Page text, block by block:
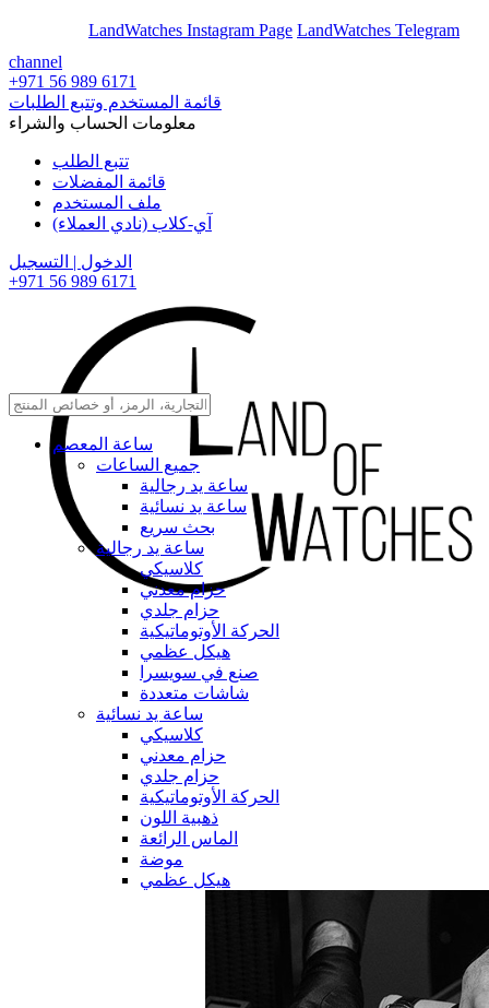
LandWatches Instagram Page LandWatches Telegram
channel
+971 56 989 6171
قائمة المستخدم وتتبع الطلبات
معلومات الحساب والشراء
تتبع الطلب
قائمة المفضلات
ملف المستخدم
آي-كلاب (نادي العملاء)
الدخول | التسجيل
+971 56 989 6171
ساعة المعصم
جميع الساعات
ساعة يد رجالية
ساعة يد نسائية
بحث سريع
ساعة يد رجالية
كلاسيكي
حزام معدني
حزام جلدي
الحركة الأوتوماتيكية
هيكل عظمي
صنع في سويسرا
شاشات متعددة
ساعة يد نسائية
كلاسيكي
حزام معدني
حزام جلدي
الحركة الأوتوماتيكية
ذهبية اللون
الماس الرائعة
موضة
هيكل عظمي